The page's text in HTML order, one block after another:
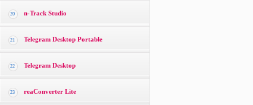
20 n-Track Studio
21 Telegram Desktop Portable
22 Telegram Desktop
23 reaConverter Lite